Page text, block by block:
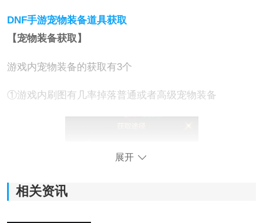
DNF手游宠物装备道具获取
【宠物装备获取】
游戏内宠物装备的获取有3个
①游戏内刷图有几率掉落普通或者高级宠物装备
展开
相关资讯